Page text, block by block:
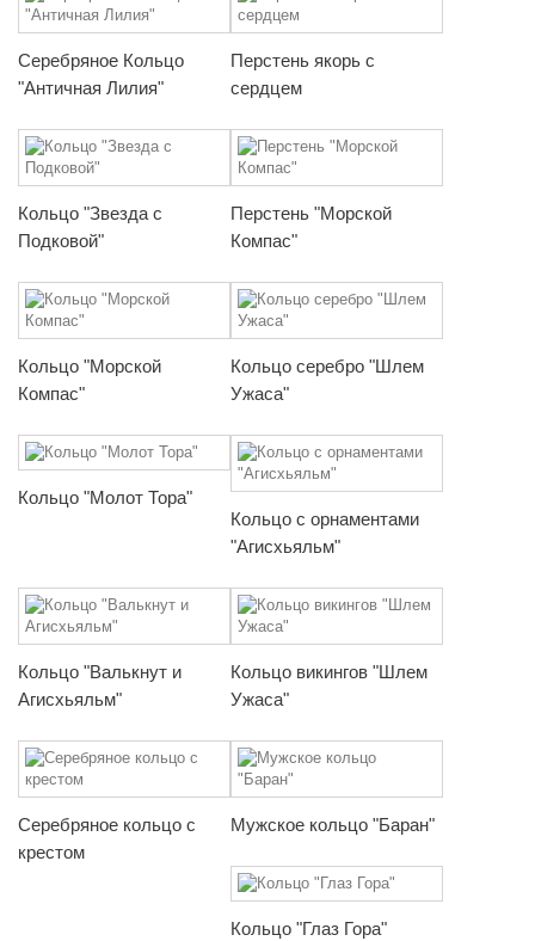
Серебряное Кольцо
"Античная Лилия"
Перстень якорь с
сердцем
Кольцо "Звезда с
Подковой"
Перстень "Морской
Компас"
Кольцо "Морской
Компас"
Кольцо серебро "Шлем
Ужаса"
Кольцо "Молот Тора"
Кольцо с орнаментами
"Агисхьяльм"
Кольцо "Валькнут и
Агисхьяльм"
Кольцо викингов "Шлем
Ужаса"
Серебряное кольцо с
крестом
Мужское кольцо "Баран"
Кольцо "Глаз Гора"